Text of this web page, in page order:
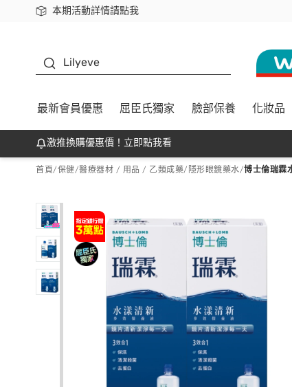
本期活動詳情請點我
下載app最高回饋$350
Lilyeve
最新會員優惠 屈臣氏獨家 臉部保養 化妝品
激推換購優惠價！立即點我看
首頁/保健/醫療器材 / 用品 / 乙類成藥/ 隱形眼鏡藥水/博士倫瑞霖